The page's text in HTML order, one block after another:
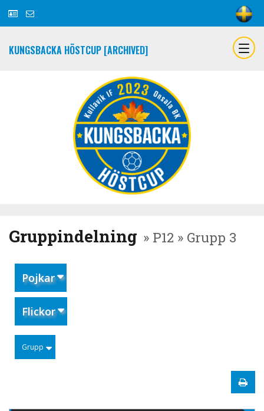
KUNGSBACKA HÖSTCUP [ARCHIVED]
Gruppindelning » P12 » Grupp 3
Pojkar
Flickor
Grupp